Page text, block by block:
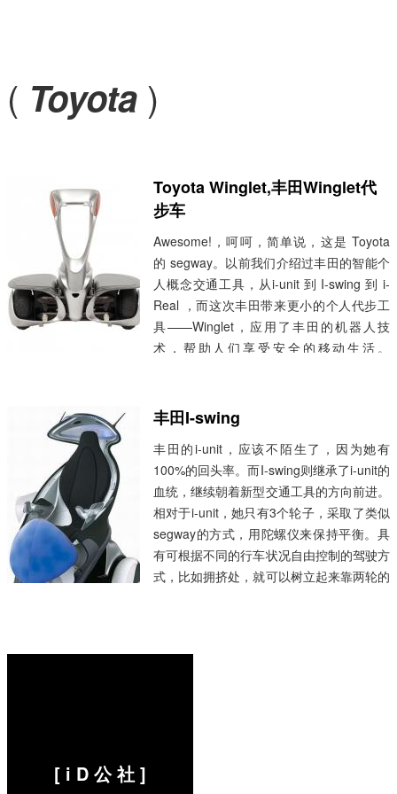
( Toyota )
Toyota Winglet,丰田Winglet代
步车
Awesome!，呵呵，简单说，这是 Toyota
的 segway。以前我们介绍过丰田的智能个
人概念交通工具，从i-unit 到 I-swing 到 i-
Real ，而这次丰田带来更小的个人代步工
具——Winglet，应用了丰田的机器人技
术，帮助人们享受安全的移动生活。
体姿势并相应调整的传感器，其中的结构可
以让你通过身体姿势改变轻松控制前行后退
或者转圈。Winglet 一共有三个型号，上图
是最小的S型，...阅读全文 »
丰田I-swing
丰田的i-unit，应该不陌生了，因为她有
100%的回头率。而I-swing则继承了i-unit的
血统，继续朝着新型交通工具的方向前进。
相对于i-unit，她只有3个轮子，采取了类似
segway的方式，用陀螺仪来保持平衡。具
有可根据不同的行车状况自由控制的驾驶方
式，比如拥挤处，就可以树立起来靠两轮的
[ i D 公 社 ]